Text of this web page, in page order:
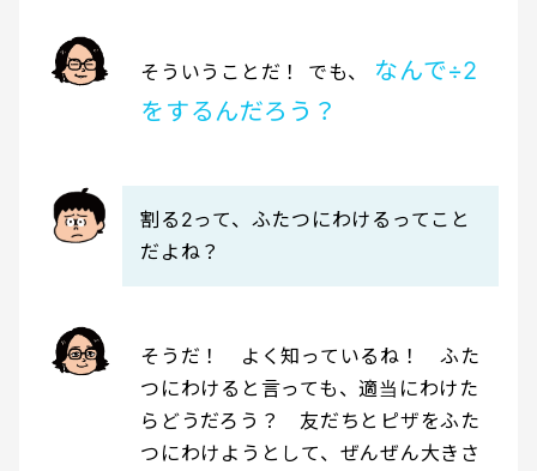
そういうことだ！ でも、
なんで÷2
をするんだろう？
割る2って、ふたつにわけるってこと
だよね？
そうだ！ よく知っているね！ ふた
つにわけると言っても、適当にわけた
らどうだろう？ 友だちとピザをふた
つにわけようとして、ぜんぜん大きさ